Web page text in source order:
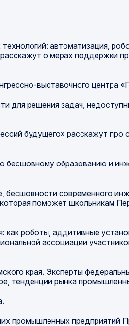
автоматизация,
о мерах поддержки
выставочного центра
для решения задач,
будущего» расскажут про
бесшовному образованию и
бесшовности современного
поможет школьникам
как роботы, аддитивные
ассоциации
края. Эксперты
тенденции рынка
промышленных предприятий